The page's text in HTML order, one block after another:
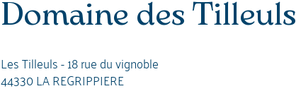
Domaine des Tilleuls
Les Tilleuls - 18 rue du vignoble
44330 LA REGRIPPIERE